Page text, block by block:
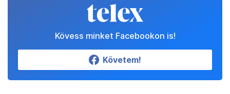
Kövess minket Facebookon is!
Követem!